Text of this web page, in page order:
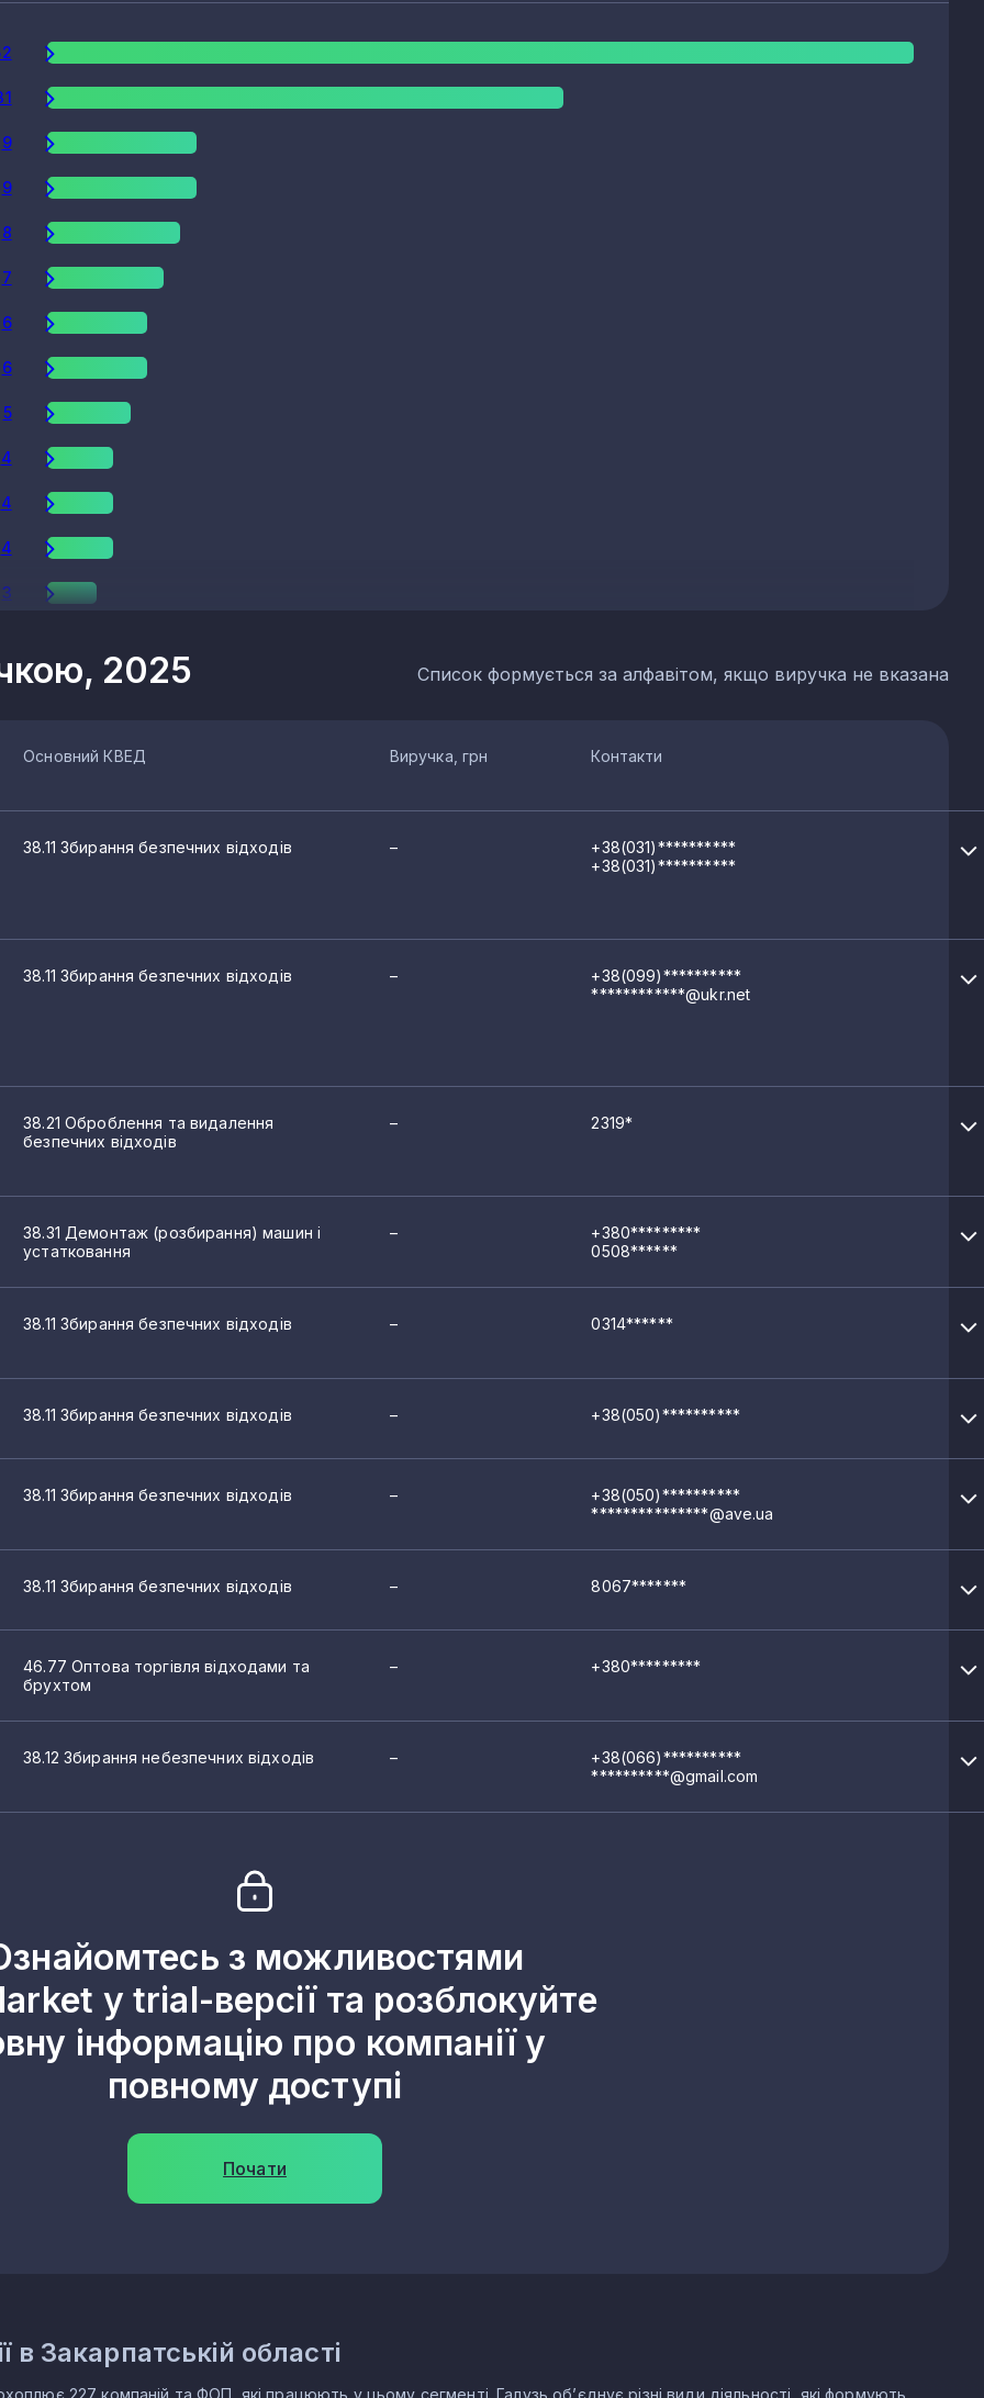
9
9
8
7
6
6
5
4
4
4
3
3
2
2
1
1
1
1
1
1
1
2025 Список формується за алфавітом, якщо виручка не вказана
Основний КВЕД Виручка, грн Контакти
38.11 Збирання безпечних відходів –
+38(031)**********
+38(031)**********
38.11 Збирання безпечних відходів –
+38(099)**********
************@ukr.net
38.21 Оброблення та видалення
безпечних відходів
– 2319*
38.31 Демонтаж (розбирання) машин і
устатковання
–
+380*********
0508******
38.11 Збирання безпечних відходів – 0314******
38.11 Збирання безпечних відходів – +38(050)**********
38.11 Збирання безпечних відходів –
+38(050)**********
***************@ave.ua
38.11 Збирання безпечних відходів – 8067*******
46.77 Оптова торгівля відходами та
брухтом
– +380*********
38.12 Збирання небезпечних відходів –
+38(066)**********
**********@gmail.com
з можливостями
у trial-версії та розблокуйте
інформацію про компанії у
повному доступі
Почати
в Закарпатській області
і устатковання